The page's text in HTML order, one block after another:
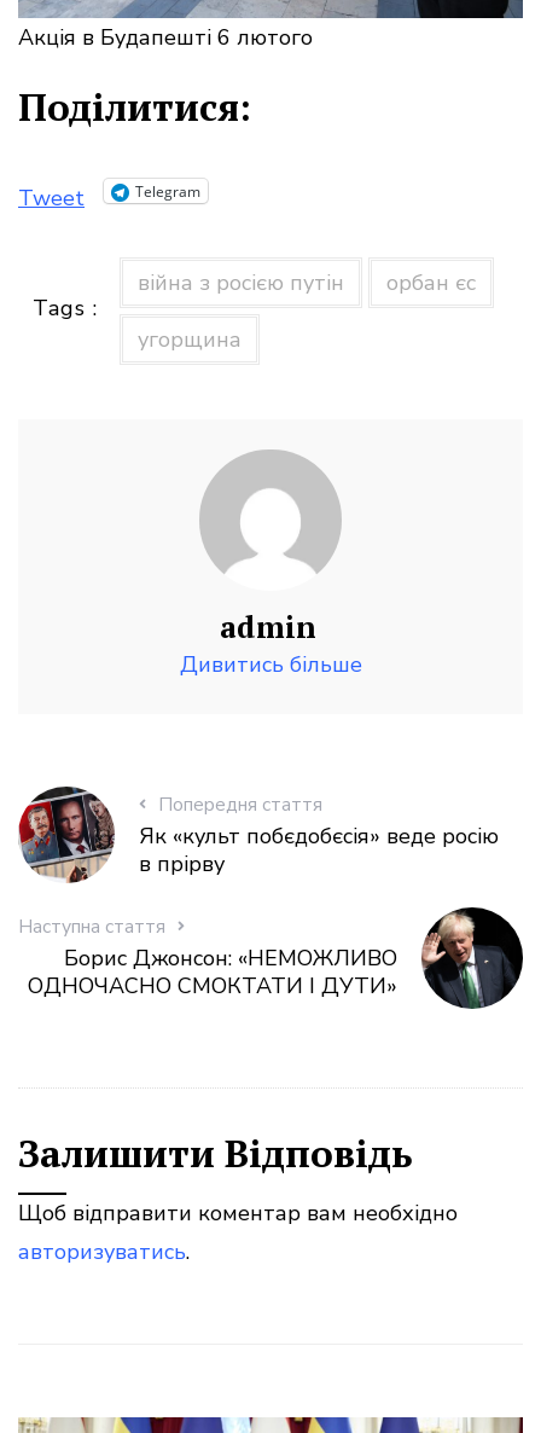
Акція в Будапешті 6 лютого
Поділитися:
Tweet Telegram
Tags :
війна з росією путін
орбан єс
угорщина
admin
Дивитись більше
Попередня стаття
Як «культ побєдобєсія» веде росію
в прірву
Наступна стаття
Борис Джонсон: «НЕМОЖЛИВО
ОДНОЧАСНО СМОКТАТИ І ДУТИ»
Залишити Відповідь
Щоб відправити коментар вам необхідно
авторизуватись.